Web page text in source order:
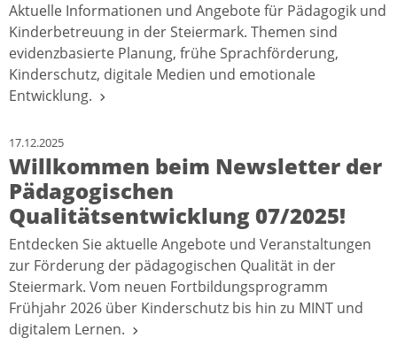
Aktuelle Informationen und Angebote für Pädagogik und
Kinderbetreuung in der Steiermark. Themen sind
evidenzbasierte Planung, frühe Sprachförderung,
Kinderschutz, digitale Medien und emotionale
Entwicklung.
17.12.2025
Willkommen beim Newsletter der
Pädagogischen
Qualitätsentwicklung 07/2025!
Entdecken Sie aktuelle Angebote und Veranstaltungen
zur Förderung der pädagogischen Qualität in der
Steiermark. Vom neuen Fortbildungsprogramm
Frühjahr 2026 über Kinderschutz bis hin zu MINT und
digitalem Lernen.